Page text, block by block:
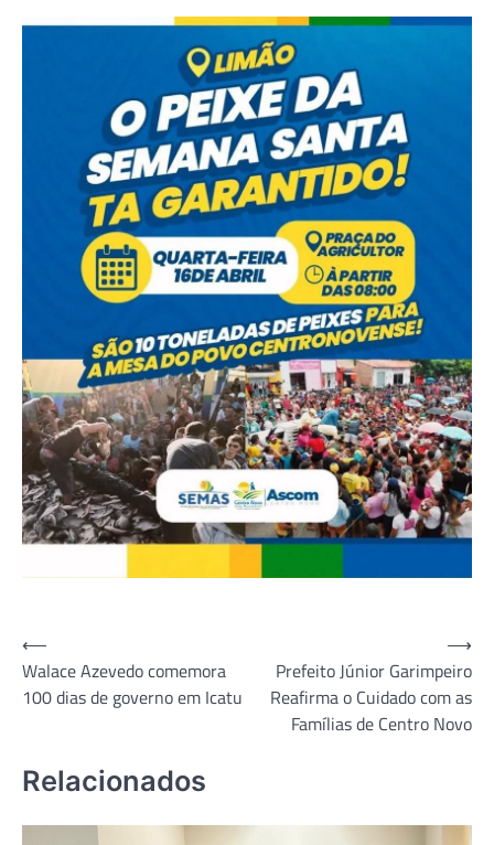
Navegação
de
Post
⟵
Walace Azevedo comemora
100 dias de governo em Icatu
Prefeito Júnior Garimpeiro
Reafirma o Cuidado com as
Famílias de Centro Novo
⟶
Relacionados